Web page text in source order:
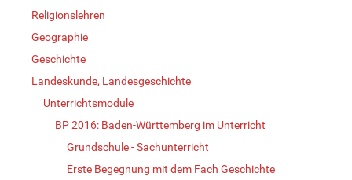
Religionslehren
Geographie
Geschichte
Landeskunde, Landesgeschichte
Unterrichtsmodule
BP 2016: Baden-Württemberg im Unterricht
Grundschule - Sachunterricht
Erste Begegnung mit dem Fach Geschichte